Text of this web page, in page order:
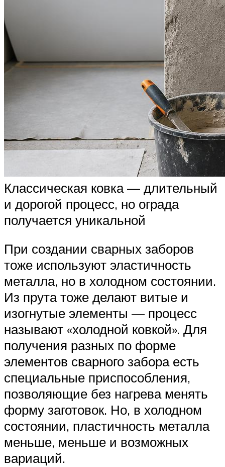
Классическая ковка — длительный
и дорогой процесс, но ограда
получается уникальной
При создании сварных заборов
тоже используют эластичность
металла, но в холодном состоянии.
Из прута тоже делают витые и
изогнутые элементы — процесс
называют «холодной ковкой». Для
получения разных по форме
элементов сварного забора есть
специальные приспособления,
позволяющие без нагрева менять
форму заготовок. Но, в холодном
состоянии, пластичность металла
меньше, меньше и возможных
вариаций.